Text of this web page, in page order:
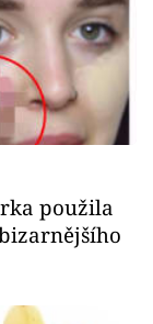
použila